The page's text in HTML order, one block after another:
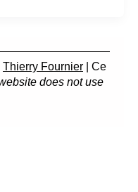
Thierry Fournier | Ce
does not use